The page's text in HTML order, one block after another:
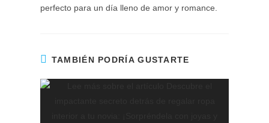
perfecto para un día lleno de amor y romance.
TAMBIÉN PODRÍA GUSTARTE